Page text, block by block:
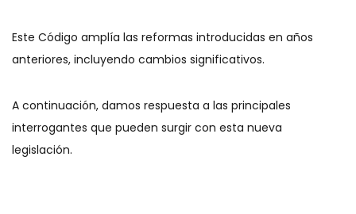
Este Código amplía las reformas introducidas en años
anteriores, incluyendo cambios significativos.
A continuación, damos respuesta a las principales
interrogantes que pueden surgir con esta nueva
legislación.